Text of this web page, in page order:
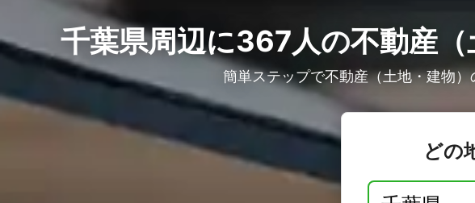
千葉県周辺に367人の不動産
簡単ステップで不動産（土地・建物
どの